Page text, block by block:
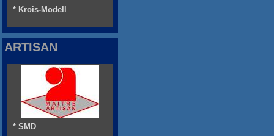
* Krois-Modell
ARTISAN
* SMD